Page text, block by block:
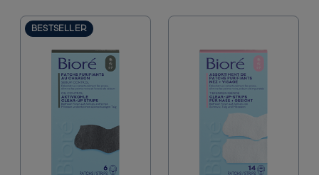
Neuheiten
Sonnenschutz
Gesichtsreiniger
Normale bis ölige Haut
Pickel und Unreinheiten
Mitesser und verstopfte Poren
Sonnenschutz
BESTSELLER